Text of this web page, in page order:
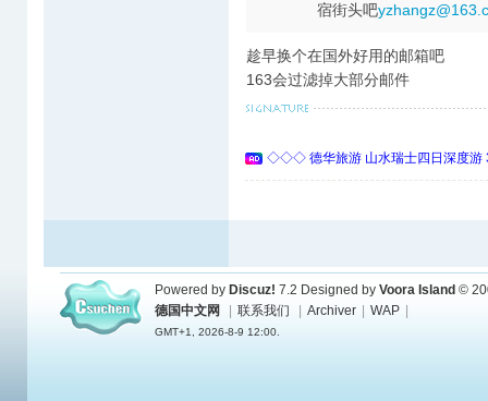
宿街头吧
趁早换个在国外好用的邮箱吧
163会过滤掉大部分邮件
◇◇◇ 德华旅游 山水瑞士四日深度
Powered by Discuz! 7.2 Designed by Voora Island ©
德国中文网
联系我们 Archiver WAP
GMT+1, 2026-8-9 12:00.